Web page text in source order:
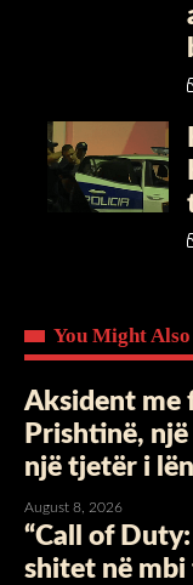
You Might
Aksident me
Prishtinë,
një tjetër i
August 8, 2026
“Call of
shitet në